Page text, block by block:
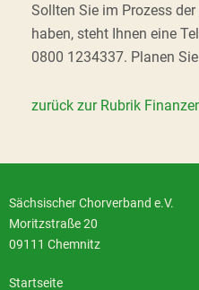
Sollten Sie im Prozess
haben, steht Ihnen eine
0800 1234337. Planen
zurück zur Rubrik
Sächsischer Chorverband e.V.
Moritzstraße 20
09111 Chemnitz
Startseite